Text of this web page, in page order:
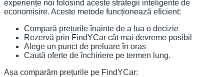
experiențe noi folosind aceste strategii inteligente de
economisire. Aceste metode funcționează eficient:
Compară prețurile înainte de a lua o decizie
Rezervă prin FindYCar cât mai devreme posibil
Alege un punct de preluare în oraș
Caută oferte de închiriere pe termen lung.
Așa comparăm prețurile pe FindYCar: